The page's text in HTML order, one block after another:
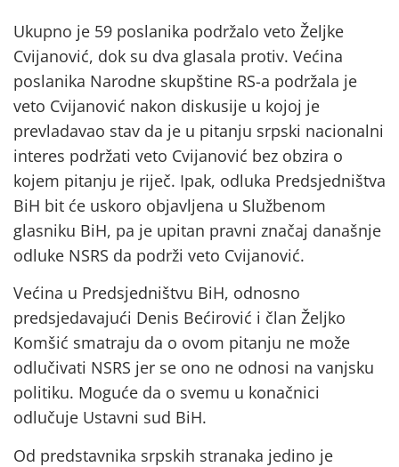
Ukupno je 59 poslanika podržalo veto Željke
Cvijanović, dok su dva glasala protiv. Većina
poslanika Narodne skupštine RS-a podržala je
veto Cvijanović nakon diskusije u kojoj je
prevladavao stav da je u pitanju srpski nacionalni
interes podržati veto Cvijanović bez obzira o
kojem pitanju je riječ. Ipak, odluka Predsjedništva
BiH bit će uskoro objavljena u Službenom
glasniku BiH, pa je upitan pravni značaj današnje
odluke NSRS da podrži veto Cvijanović.
Većina u Predsjedništvu BiH, odnosno
predsjedavajući Denis Bećirović i član Željko
Komšić smatraju da o ovom pitanju ne može
odlučivati NSRS jer se ono ne odnosi na vanjsku
politiku. Moguće da o svemu u konačnici
odlučuje Ustavni sud BiH.
Od predstavnika srpskih stranaka jedino je